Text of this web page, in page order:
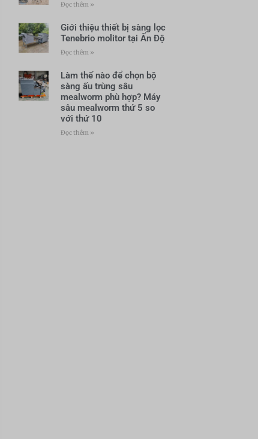
Đọc thêm »
Giới thiệu thiết bị sàng lọc
Tenebrio molitor tại Ấn Độ
Đọc thêm »
Làm thế nào để chọn bộ
sàng ấu trùng sâu
mealworm phù hợp? Máy
sâu mealworm thứ 5 so
với thứ 10
Đọc thêm »